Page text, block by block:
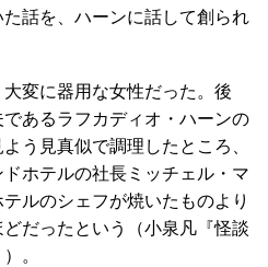
話を、ハーンに話して創られ
変に器用な女性だった。後
あるラフカディオ・ハーンの
う見真似で調理したところ、
ホテルの社長ミッチェル・マ
ルのシェフが焼いたものより
だったという（小泉凡『怪談
。